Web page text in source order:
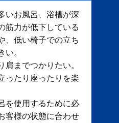
いお風呂、​ 浴槽が深
筋力が低下している
、低い椅子での立ち
。
までつかりたい。
ったり座ったりを楽
を使用するために必
客様の状態に合わせ